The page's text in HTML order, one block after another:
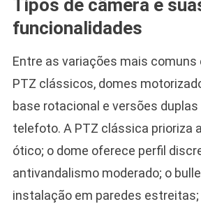
Tipos de câmera e
funcionalidades
Entre as variações mais
PTZ clássicos, domes
base rotacional e versões
telefoto. A PTZ clássica prioriza
ótico; o dome oferece perfil
antivandalismo moderado; o
instalação em paredes estreitas;